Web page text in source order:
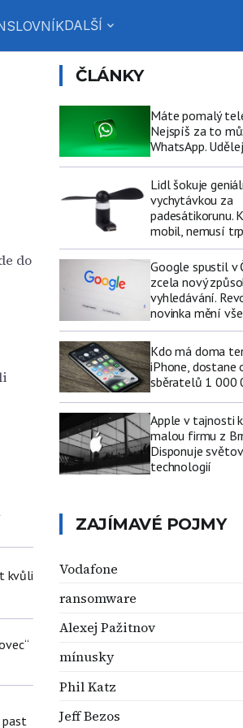
SLOVNÍKDALŠÍ expand_more
do
kvůli
past
ČLÁNKY
Máte pomalý
Nejspíš za to
WhatsApp.
Lidl šokuje
vychytávkou za
padesátikorunu.
mobil, nemusí
Google spustil v
zcela nový
vyhledávání.
novinka mění vše
Kdo má doma
iPhone, dostane
sběratelů 1 000
Apple v tajnosti
malou firmu z
Disponuje
technologií
ZAJÍMAVÉ POJMY
Vodafone
ransomware
Alexej Pažitnov
mínusky
Phil Katz
Jeff Bezos